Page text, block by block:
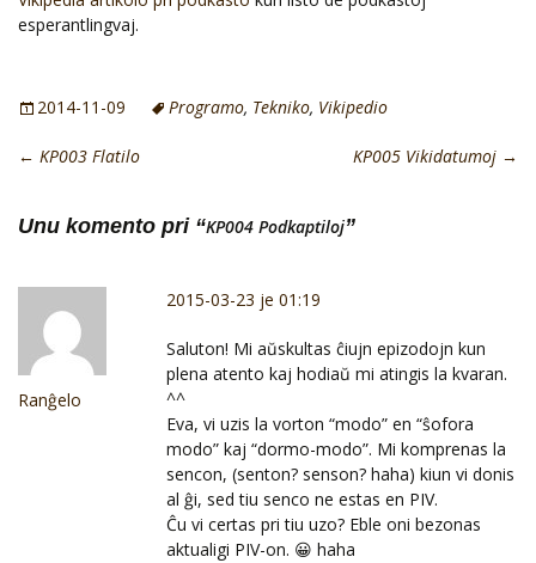
esperantlingvaj.
2014-11-09 Programo, Tekniko, Vikipedio
← KP003 Flatilo KP005 Vikidatumoj →
Unu komento pri “KP004 Podkaptiloj”
Ranĝelo
2015-03-23 je 01:19
Saluton! Mi aŭskultas ĉiujn epizodojn kun
plena atento kaj hodiaŭ mi atingis la kvaran.
^^
Eva, vi uzis la vorton “modo” en “ŝofora
modo” kaj “dormo-modo”. Mi komprenas la
sencon, (senton? senson? haha) kiun vi donis
al ĝi, sed tiu senco ne estas en PIV.
Ĉu vi certas pri tiu uzo? Eble oni bezonas
aktualigi PIV-on. 😀 haha